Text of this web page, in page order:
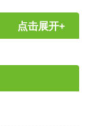
点击展开+